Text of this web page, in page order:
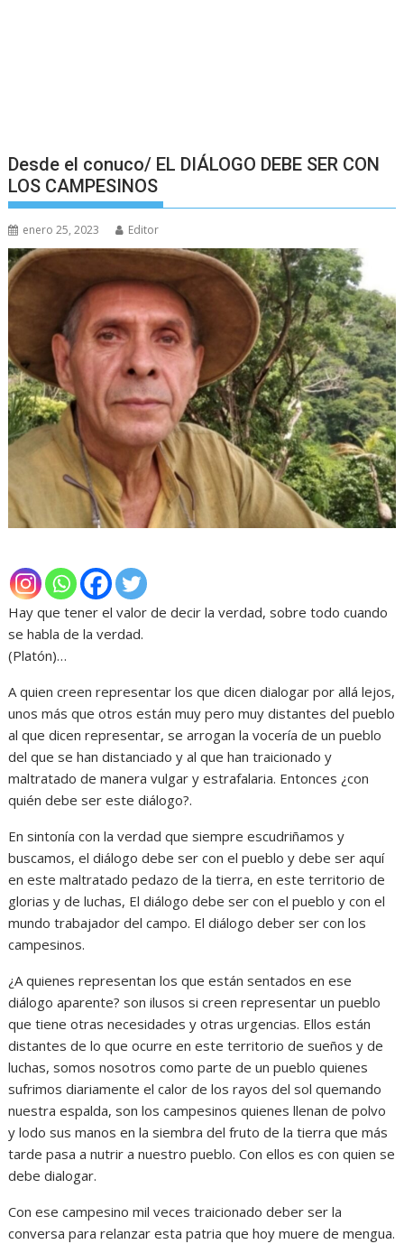
Desde el conuco/ EL DIÁLOGO DEBE SER CON
LOS CAMPESINOS
enero 25, 2023 Editor
Hay que tener el valor de decir la verdad, sobre todo cuando
se habla de la verdad.
(Platón)…
A quien creen representar los que dicen dialogar por allá lejos,
unos más que otros están muy pero muy distantes del pueblo
al que dicen representar, se arrogan la vocería de un pueblo
del que se han distanciado y al que han traicionado y
maltratado de manera vulgar y estrafalaria. Entonces ¿con
quién debe ser este diálogo?.
En sintonía con la verdad que siempre escudriñamos y
buscamos, el diálogo debe ser con el pueblo y debe ser aquí
en este maltratado pedazo de la tierra, en este territorio de
glorias y de luchas, El diálogo debe ser con el pueblo y con el
mundo trabajador del campo. El diálogo deber ser con los
campesinos.
¿A quienes representan los que están sentados en ese
diálogo aparente? son ilusos si creen representar un pueblo
que tiene otras necesidades y otras urgencias. Ellos están
distantes de lo que ocurre en este territorio de sueños y de
luchas, somos nosotros como parte de un pueblo quienes
sufrimos diariamente el calor de los rayos del sol quemando
nuestra espalda, son los campesinos quienes llenan de polvo
y lodo sus manos en la siembra del fruto de la tierra que más
tarde pasa a nutrir a nuestro pueblo. Con ellos es con quien se
debe dialogar.
Con ese campesino mil veces traicionado deber ser la
conversa para relanzar esta patria que hoy muere de mengua.